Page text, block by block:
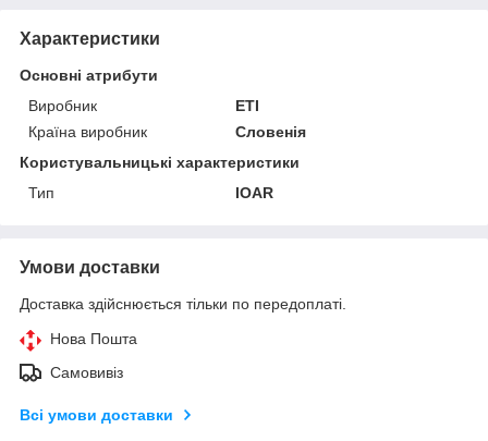
Характеристики
Основні атрибути
Виробник
ETI
Країна виробник
Словенія
Користувальницькі характеристики
Тип
IOAR
Умови доставки
Доставка здійснюється тільки по передоплаті.
Нова Пошта
Самовивіз
Всі умови доставки